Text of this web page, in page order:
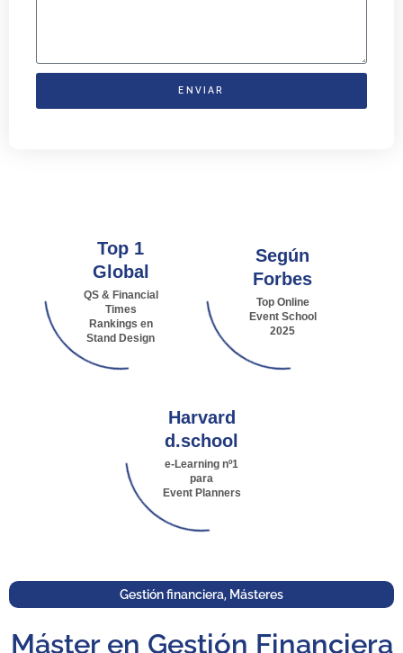
ENVIAR
Top 1
Global
QS & Financial
Times
Rankings en
Stand Design
Según
Forbes
Top Online
Event School
2025
Harvard
d.school
e-Learning nº1
para
Event Planners
Gestión financiera, Másteres
Máster en Gestión Financiera